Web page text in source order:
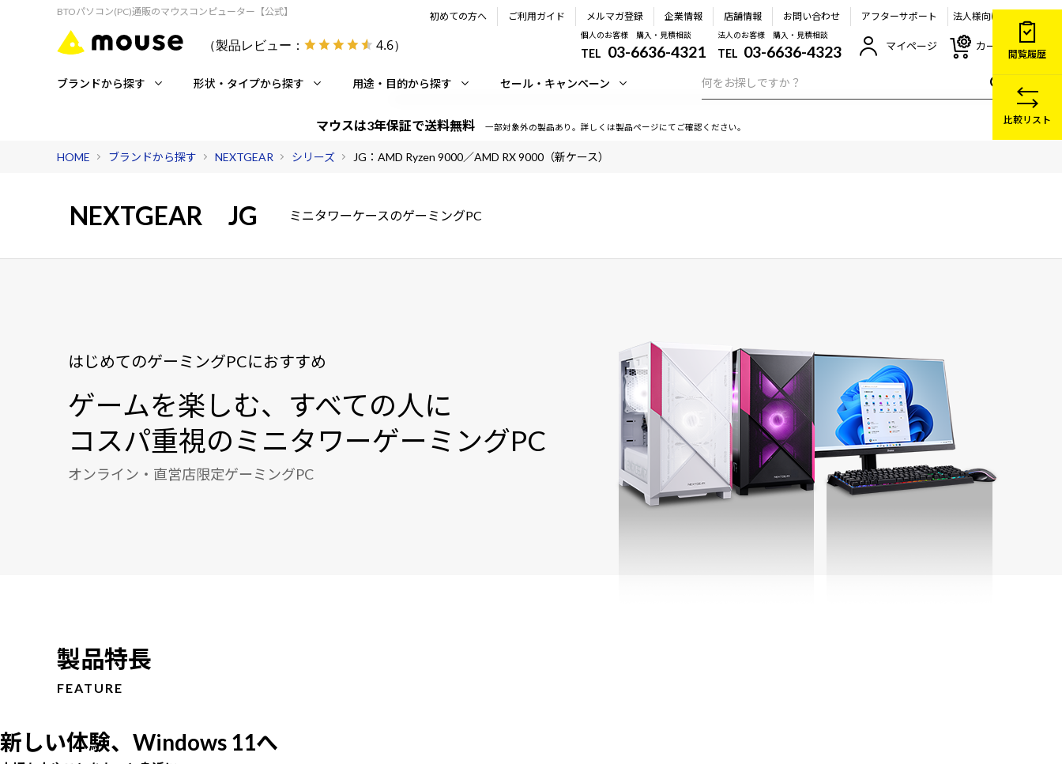
BTOパソコン(PC)通販のマウスコンピューター【公式】
（製品レビュー： 4.6）
初めての方へ ご利用ガイド メルマガ登録 企業情報 店舗情報 お問い合わせ アフターサポート 法人様向け
個人のお客様 購入・見積相談
TEL 03-6636-4321
法人のお客様 購入・見積相談
TEL 03-6636-4323 マイページ カート
ブランドから探す 形状・タイプから探す 用途・目的から探す セール・キャンペーン
マウスは3年保証で送料無料 一部対象外の製品あり。詳しくは製品ページにてご確認ください。
HOME ブランドから探す NEXTGEAR シリーズ JG：AMD Ryzen 9000／AMD RX 9000（新ケース）
NEXTGEAR JG ミニタワーケースのゲーミングPC
はじめてのゲーミングPCにおすすめ
ゲームを楽しむ、すべての人に
コスパ重視のミニタワーゲーミングPC
オンライン・直営店限定ゲーミングPC
製品特長
FEATURE
新しい体験、Windows 11へ
閲覧履歴
比較リスト